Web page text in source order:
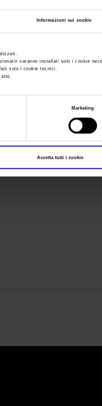
Informazioni sui cookie
» saranno installati solo i cookie
solo i cookie tecnici.
sito.
Marketing
Accetta tutti i cookie